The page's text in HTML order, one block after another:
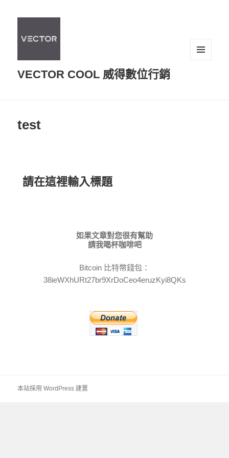
VECTOR COOL 威得數位行銷
test
請在這裡輸入標題
如果文章對您很有幫助
請我喝杯咖啡吧
Bitcoin 比特幣錢包：
38ieWXhURt27br9XrDoCeo4eruzKyi8QKs
本站採用 WordPress 建置